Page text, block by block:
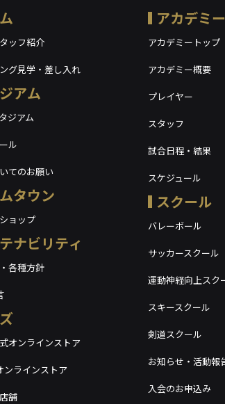
ッフ紹介
グ見学・差し入れ
アム
ジアム
ル
てのお願い
タウン
ョップ
ナビリティ
各種方針
オンラインストア
ンラインストア
舗
アカデミ
アカデミートップ
アカデミー概要
プレイヤー
スタッフ
試合日程・結果
スケジュール
スクール
バレーボール
サッカースクール
運動神経向上スク
スキースクール
剣道スクール
お知らせ・活動報
入会のお申込み